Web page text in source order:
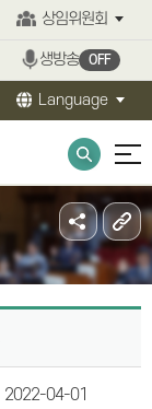
상임위원회
생방송 OFF
Language
2022-04-01